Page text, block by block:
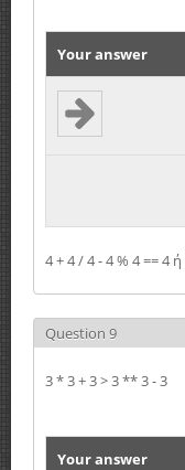
Your answer
4 + 4 / 4 - 4 % 4 == 4
Question 9
3 * 3 + 3 > 3 ** 3 - 3
Your answer